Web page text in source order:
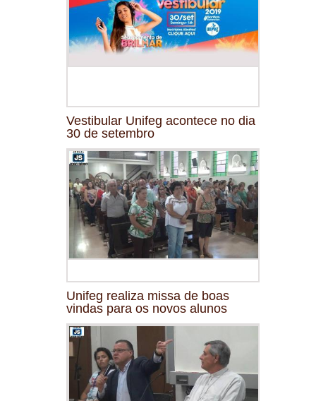
Vestibular Unifeg acontece no dia
30 de setembro
Unifeg realiza missa de boas
vindas para os novos alunos